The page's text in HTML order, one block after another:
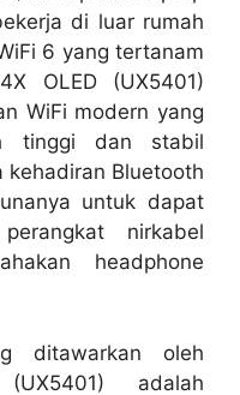
di luar rumah
6 yang tertanam
OLED (UX5401)
WiFi modern yang
tinggi dan stabil
kehadiran Bluetooth
untuk dapat
nirkabel
headphone
ditawarkan oleh
adalah